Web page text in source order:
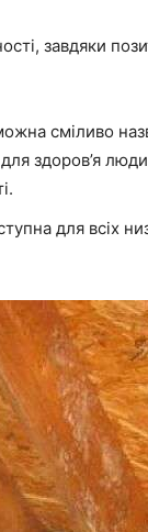
завдяки
сміливо
здоров’я
для всіх